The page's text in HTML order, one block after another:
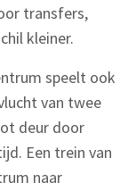
transfers,
kleiner.
speelt ook
van twee
deur door
Een trein van
naar